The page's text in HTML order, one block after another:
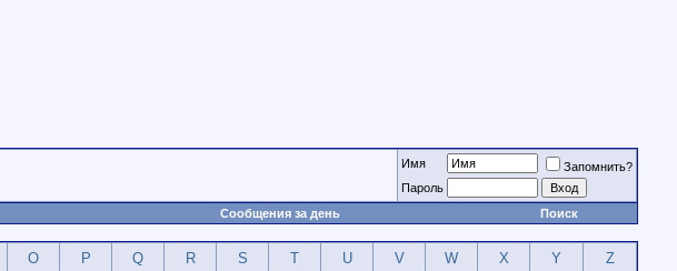
Имя
Запомнить?
Пароль
Сообщения за день Поиск
O P Q R S T U V W X Y Z